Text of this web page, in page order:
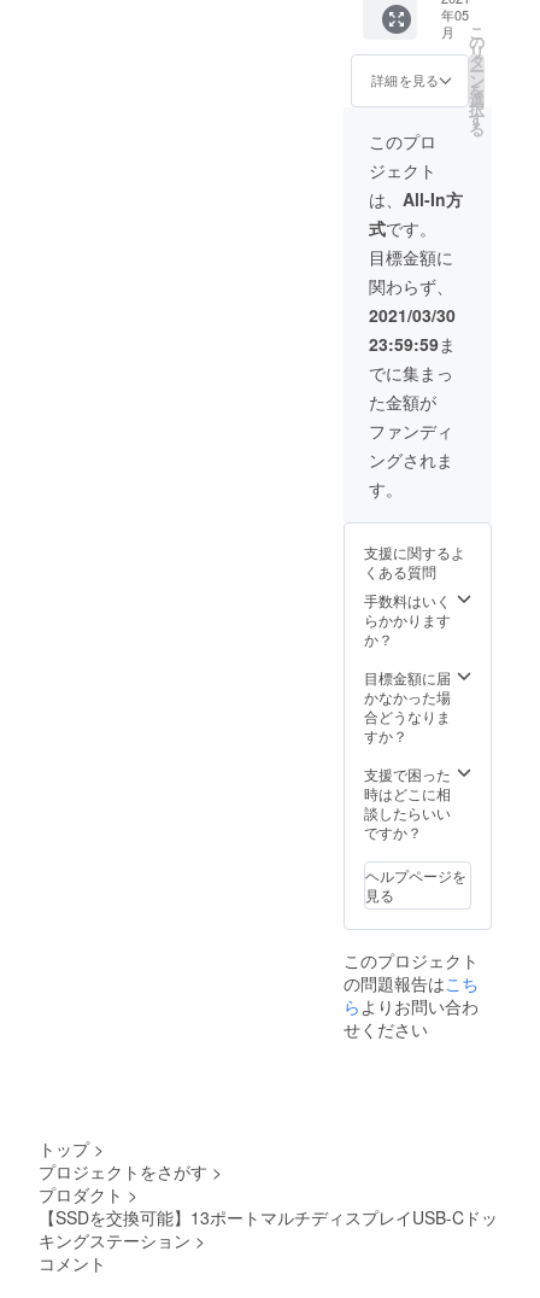
割限定
価格】
販売予
30％OF
F！
（セッ
ト内
容） ・
SSD交
換可
能！
USB-C
トリプ
ルディ
スプレ
イドッ
キング
ステー
ション
×1 ※ご
注文状
の供給
製造工
程上の
都合等
により
れる場
合があ
りま
支援に
より量
産効率
が向上
合、正
規販売
価格が
販売予
より下
がる可
能性も
ござい
ます。
及び販
302 1
14800
円(税込)
販売予
定価格
1台税込
19800
円 【早
割限定
価格】
販売予
定価格
の
25％OF
F！
（セッ
ト内
容） ・
SSD交
換可
能！
USB-C
トリプ
イドッ
ステー
ション
×1 ※ご
注文状
況、使
の供給
状況、
製造工
程上の
により
出荷時
期が遅
れる場
りま
す。 皆
様のご
支援に
産効率
が向上
した場
合、正
規販売
並行輸
年05
月
詳細を見る
こ
の
リ
タ
ー
ン
を
選
択
す
る
このプロ
ジェクト
は、 All-In方
式です。
目標金額に
関わらず、
2021/03/30
23:59:59ま
でに集まっ
た金額が
ファンディ
ングされま
す。
支援に関するよ
くある質問
手数料はいく
らかかります
か？
目標金額に届
かなかった場
合どうなりま
すか？
支援で困った
時はどこに相
談したらいい
ですか？
ヘルプページを
見る
このプロジェクト
の問題報告はこち
ら よりお問い合わ
せください
トップ >
プロジェクトをさがす >
プロダクト >
【SSDを交換可能】13ポートマルチディスプレイUSB-Cドッ
キングステーション >
コメント